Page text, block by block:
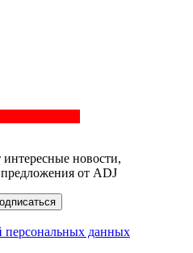
новости,
от ADJ
персональных данных